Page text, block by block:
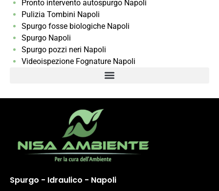
Pronto intervento autospurgo Napoli
Pulizia Tombini Napoli
Spurgo fosse biologiche Napoli
Spurgo Napoli
Spurgo pozzi neri Napoli
Videoispezione Fognature Napoli
Spurgo - Idraulico - Napoli